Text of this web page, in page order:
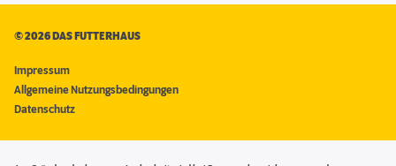
©2026 DAS FUTTERHAUS
Impressum
Allgemeine Nutzungsbedingungen
Datenschutz